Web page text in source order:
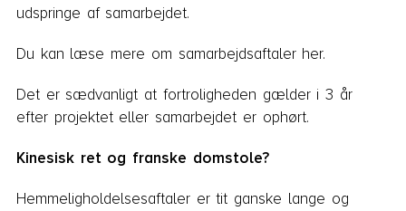
udspringe af samarbejdet.
Du kan læse mere om samarbejdsaftaler her.
Det er sædvanligt at fortroligheden gælder i 3 år
efter projektet eller samarbejdet er ophørt.
Kinesisk ret og franske domstole?
Hemmeligholdelsesaftaler er tit ganske lange og